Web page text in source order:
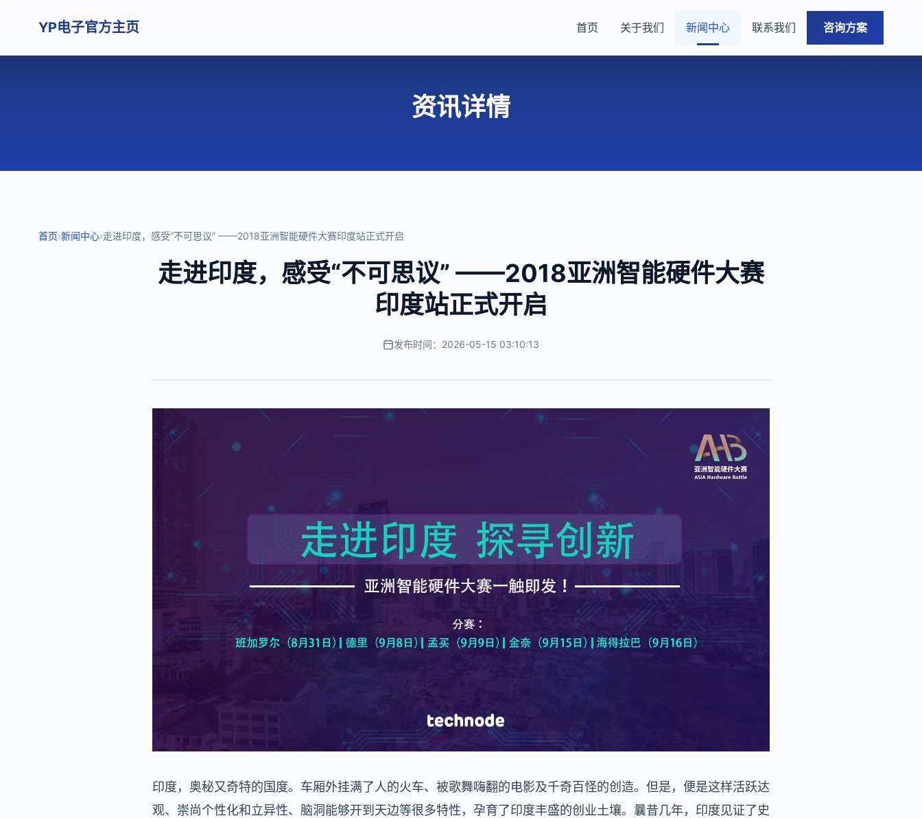
YP电子官方主页 首页 关于我们 新闻中心 联系我们 咨询方案
资讯详情
首页›新闻中心›走进印度，感受“不可思议” ——2018亚洲智能硬件大赛印度站正式开启
走进印度，感受“不可思议” ——2018亚洲智能硬件大赛
印度站正式开启
发布时间：2026-05-15 03:10:13
印度，奥秘又奇特的国度。车厢外挂满了人的火车、被歌舞嗨翻的电影及千奇百怪的创造。但是，便是这样活跃达
观、崇尚个性化和立异性、脑洞能够开到天边等很多特性，孕育了印度丰盛的创业土壤。曩昔几年，印度见证了史